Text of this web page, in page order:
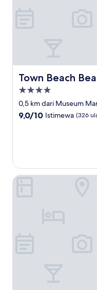
Town Beach
Town Beach
Properti
bintang
4.0
0,5 km dari Museum
9.0
9,0/10 Istimewa (326
South Pacific